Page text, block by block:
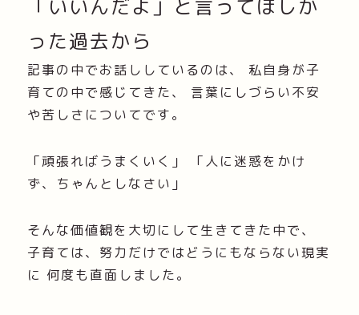
「いいんだよ」と言ってほしか
った過去から
記事の中でお話ししているのは、 私自身が子
育ての中で感じてきた、 言葉にしづらい不安
や苦しさについてです。
「頑張ればうまくいく」 「人に迷惑をかけ
ず、ちゃんとしなさい」
そんな価値観を大切にして生きてきた中で、
子育ては、努力だけではどうにもならない現実
に 何度も直面しました。